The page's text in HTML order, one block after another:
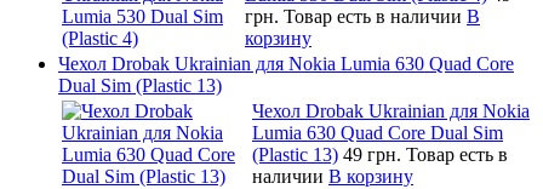
грн. Товар есть в наличии В
корзину
Чехол Drobak Ukrainian для Nokia Lumia 630 Quad Core
Dual Sim (Plastic 13)
Чехол Drobak Ukrainian для Nokia
Lumia 630 Quad Core Dual Sim
(Plastic 13) 49 грн. Товар есть в
наличии В корзину